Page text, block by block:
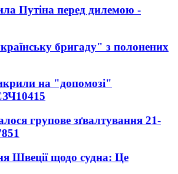
Путіна перед дилемою -
бригаду" з полонених
на "допомозі"
10415
групове зґвалтування 21-
Швеції щодо судна: Це